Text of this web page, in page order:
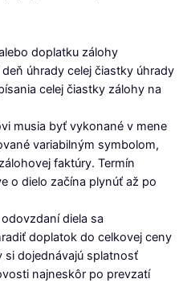
doplatku zálohy
úhrady celej čiastky úhrady
celej čiastky zálohy na
musia byť vykonané v mene
variabilným symbolom,
faktúry. Termín
o dielo začína plynúť až po
diela sa
doplatok do celkovej ceny
si dojednávajú splatnosť
najneskôr po prevzatí